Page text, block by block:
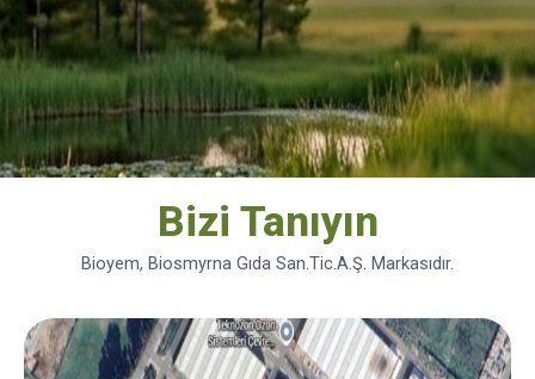
Bizi Tanıyın
Bioyem, Biosmyrna Gıda San.Tic.A.Ş. Markasıdır.